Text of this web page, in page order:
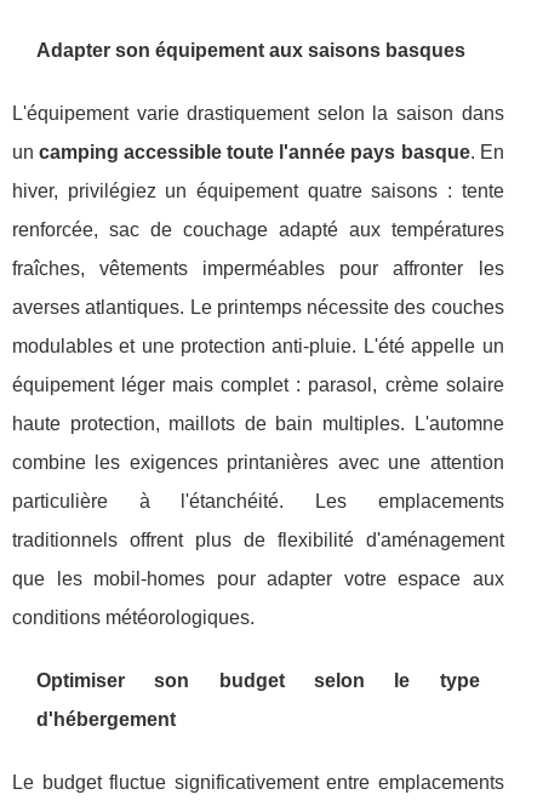
Adapter son équipement aux saisons basques
L'équipement varie drastiquement selon la saison dans
uncamping accessible toute l'année pays basque. En
hiver, privilégiez un équipement quatre saisons : tente
renforcée, sac de couchage adapté aux températures
fraîches, vêtements imperméables pour affronter les
averses atlantiques. Le printemps nécessite des couches
modulables et une protection anti-pluie. L'été appelle un
équipement léger mais complet : parasol, crème solaire
haute protection, maillots de bain multiples. L'automne
combine les exigences printanières avec une attention
particulière à l'étanchéité. Les emplacements
traditionnels offrent plus de flexibilité d'aménagement
que les mobil-homes pour adapter votre espace aux
conditions météorologiques.
Optimiser son budget selon le type
d'hébergement
Le budget fluctue significativement entre emplacements